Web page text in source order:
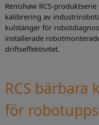
Renishaw RCS-
kalibrering av
kulstänger för
installerade
driftseffektivitet.
RCS bärbara
för